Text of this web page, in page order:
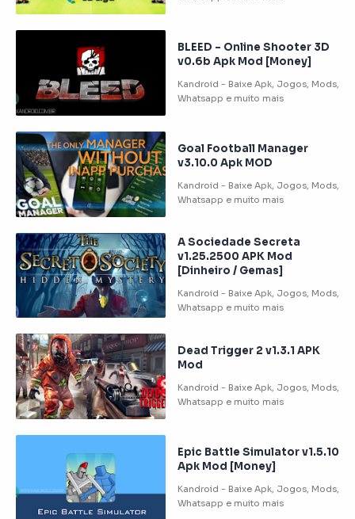
BLEED – Online Shooter 3D
v0.6b Apk Mod [Money]
Goal Football Manager
v3.10.0 Apk MOD
A Sociedade Secreta
v1.25.2500 APK Mod
[Dinheiro / Gemas]
Dead Trigger 2 v1.3.1 APK
Mod
Epic Battle Simulator v1.5.10
Apk Mod [Money]